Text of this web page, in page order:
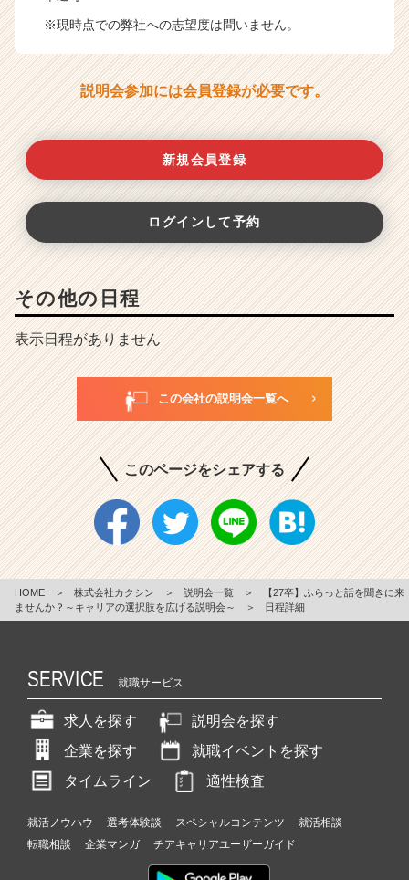
※現時点での弊社への志望度は問いません。
説明会参加には会員登録が必要です。
新規会員登録
ログインして予約
その他の日程
表示日程がありません
この会社の説明会一覧へ
このページをシェアする
HOME ＞ 株式会社カクシン ＞ 説明会一覧 ＞
【27卒】ふらっと話を聞きに来
ませんか？～キャリアの選択肢を広げる説明会～
＞ 日程詳細
SERVICE 就職サービス
求人を探す
説明会を探す
企業を探す
就職イベントを探す
タイムライン
適性検査
就活ノウハウ 選考体験談 スペシャルコンテンツ
就活相談
転職相談
企業マンガ チアキャリアユーザーガイド